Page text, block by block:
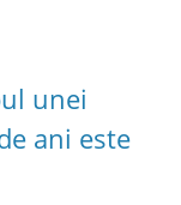
unei
ani este